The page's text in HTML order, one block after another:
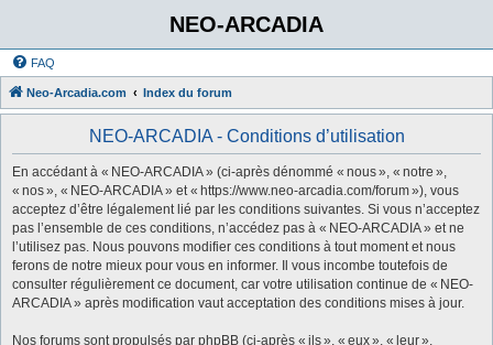
NEO-ARCADIA
FAQ
Neo-Arcadia.com Index du forum
NEO-ARCADIA - Conditions d’utilisation
En accédant à « NEO-ARCADIA » (ci-après dénommé « nous », « notre »,
« nos », « NEO-ARCADIA » et « https://www.neo-arcadia.com/forum »), vous
acceptez d’être légalement lié par les conditions suivantes. Si vous n’acceptez
pas l’ensemble de ces conditions, n’accédez pas à « NEO-ARCADIA » et ne
l’utilisez pas. Nous pouvons modifier ces conditions à tout moment et nous
ferons de notre mieux pour vous en informer. Il vous incombe toutefois de
consulter régulièrement ce document, car votre utilisation continue de « NEO-
ARCADIA » après modification vaut acceptation des conditions mises à jour.
Nos forums sont propulsés par phpBB (ci-après « ils », « eux », « leur »,